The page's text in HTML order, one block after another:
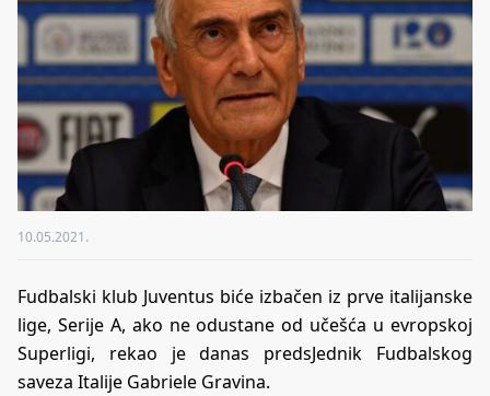
10.05.2021.
Fudbalski klub Juventus biće izbačen iz prve italijanske
lige, Serije A, ako ne odustane od učešća u evropskoj
Superligi, rekao je danas predsJednik Fudbalskog
saveza Italije Gabriele Gravina.